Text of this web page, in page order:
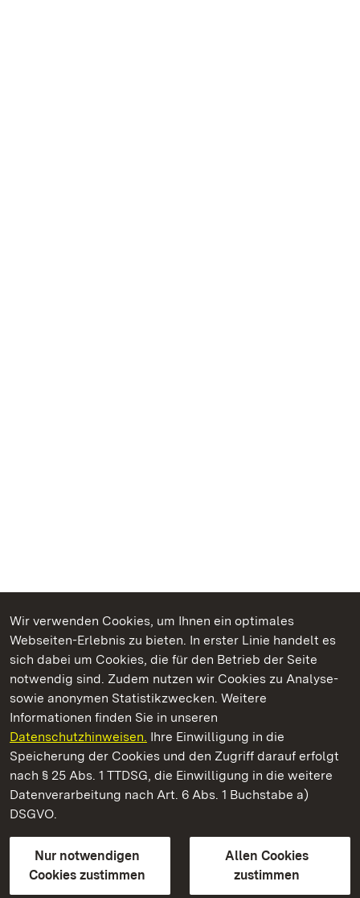
Wir verwenden Cookies, um Ihnen ein optimales
Webseiten-Erlebnis zu bieten. In erster Linie handelt es
sich dabei um Cookies, die für den Betrieb der Seite
notwendig sind. Zudem nutzen wir Cookies zu Analyse-
sowie anonymen Statistikzwecken. Weitere
Informationen finden Sie in unseren
Datenschutzhinweisen. Ihre Einwilligung in die
Speicherung der Cookies und den Zugriff darauf erfolgt
nach § 25 Abs. 1 TTDSG, die Einwilligung in die weitere
Datenverarbeitung nach Art. 6 Abs. 1 Buchstabe a)
DSGVO.
Nur notwendigen
Cookies zustimmen
Allen Cookies
zustimmen
Kommen. Staunen. Genießen.
Staatliche Schlösser und Gärten Baden‑Württemberg
Staatliche Schlösser und Gärten Baden-Württemberg
Kontakt
GebärdenspracheLeichte Sprache
Erklärung zur Barrierefreiheit
BITV-konform (geprüfte Seiten)